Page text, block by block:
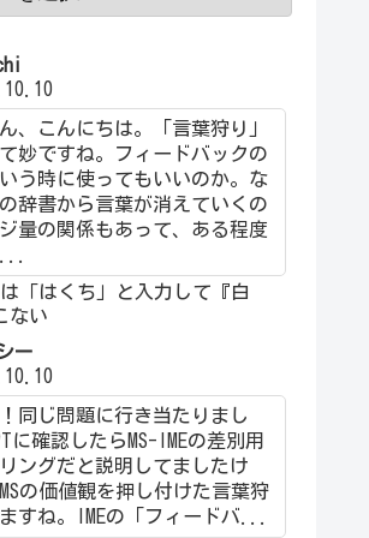
、こんにちは。「言葉狩り」
妙ですね。フィードバックの
う時に使ってもいいのか。な
辞書から言葉が消えていくの
量の関係もあって、ある程度
は「はくち」と入力して『白
ない
ー
同じ問題に行き当たりまし
に確認したらMS-IMEの差別用
ングだと説明してましたけ
の価値観を押し付けた言葉狩
すね。IMEの「フィードバ...